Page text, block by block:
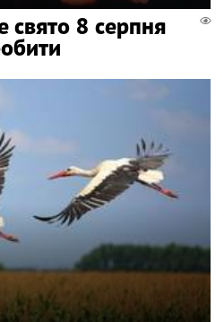
свято 8 серпня